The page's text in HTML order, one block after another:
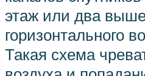
этаж или два
горизонтального
Такая схема